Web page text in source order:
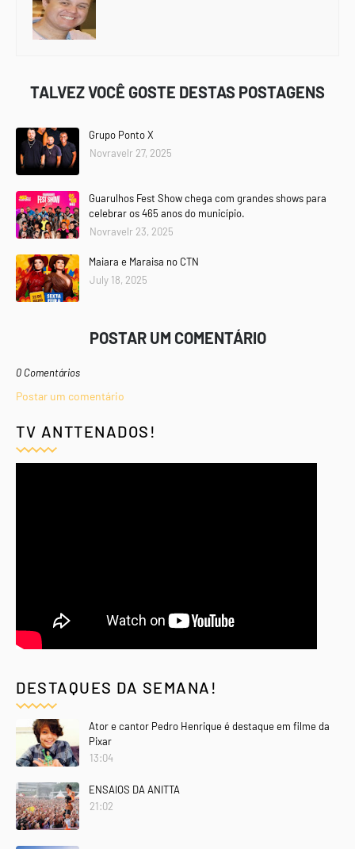
TALVEZ VOCÊ GOSTE DESTAS POSTAGENS
Grupo Ponto X
Novravelr 27, 2025
Guarulhos Fest Show chega com grandes shows para
celebrar os 465 anos do município.
Novravelr 23, 2025
Maiara e Maraisa no CTN
July 18, 2025
POSTAR UM COMENTÁRIO
0 Comentários
Postar um comentário
TV ANTTENADOS!
DESTAQUES DA SEMANA!
Ator e cantor Pedro Henrique é destaque em filme da
Pixar
13:04
ENSAIOS DA ANITTA
21:02